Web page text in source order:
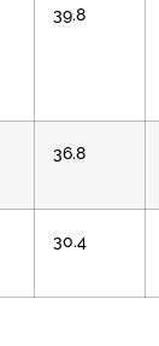
39.8
36.8
30.4